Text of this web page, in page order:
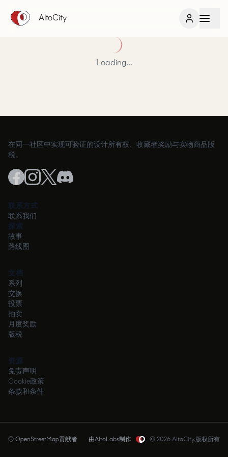
AltoCity
Loading...
在同一社区中实现可验证的设计所有权、收藏者奖励与实物商品版
税。
联系方式
联系我们
探索
故事
路线图
文档
系列
交换
投票
拍卖
月度奖励
版税
资源
免责声明
Cookie政策
条款和条件
© OpenStreetMap贡献者 由AltoLabs制作 © 2026 AltoCity. 版权所有